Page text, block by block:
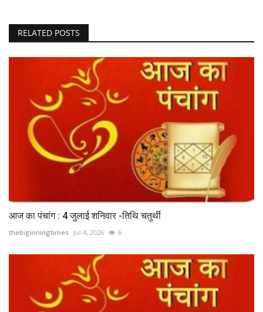
RELATED POSTS
आज का पंचांग : 4 जुलाई शनिवार -तिथि चतुर्थी
thebiginningtimes Jul 4, 2026 6